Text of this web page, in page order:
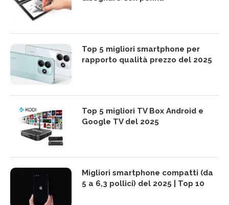
Top 5 migliori smartphone per
rapporto qualità prezzo del 2025
Top 5 migliori TV Box Android e
Google TV del 2025
Migliori smartphone compatti (da
5 a 6,3 pollici) del 2025 | Top 10